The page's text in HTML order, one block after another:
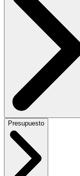
Presupuesto